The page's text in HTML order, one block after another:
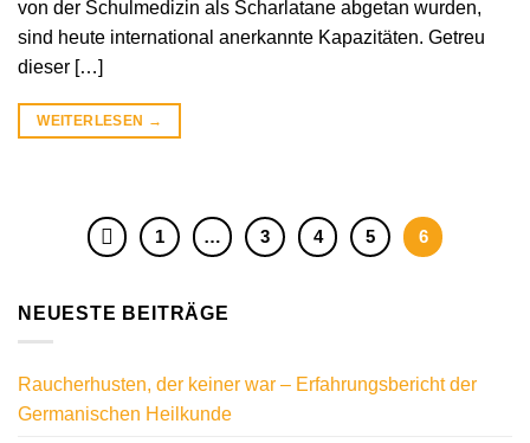
von der Schulmedizin als Scharlatane abgetan wurden,
sind heute international anerkannte Kapazitäten. Getreu
dieser […]
WEITERLESEN →
1 … 3 4 5 6
NEUESTE BEITRÄGE
Raucherhusten, der keiner war – Erfahrungsbericht der
Germanischen Heilkunde